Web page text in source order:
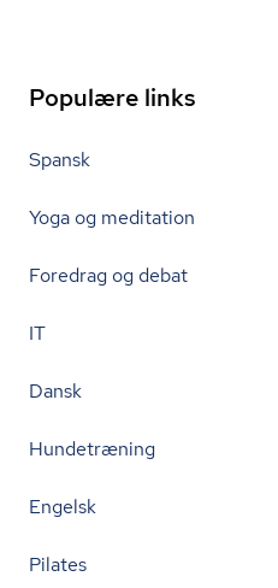
Populære links
Spansk
Yoga og meditation
Foredrag og debat
IT
Dansk
Hundetræning
Engelsk
Pilates